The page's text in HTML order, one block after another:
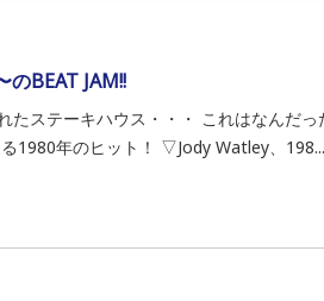
のBEAT JAM!!
たステーキハウス・・・ これはなんだ
1980年のヒット！ ▽Jody Watley、198...